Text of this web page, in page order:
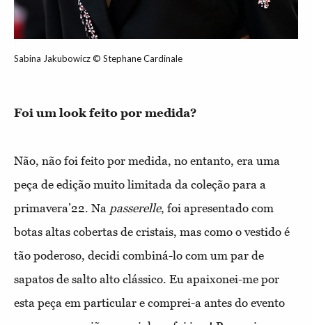
Sabina Jakubowicz © Stephane Cardinale
Foi um look feito por medida?
Não, não foi feito por medida, no entanto, era uma
peça de edição muito limitada da coleção para a
primavera’22. Na passerelle, foi apresentado com
botas altas cobertas de cristais, mas como o vestido é
tão poderoso, decidi combiná-lo com um par de
sapatos de salto alto clássico. Eu apaixonei-me por
esta peça em particular e comprei-a antes do evento